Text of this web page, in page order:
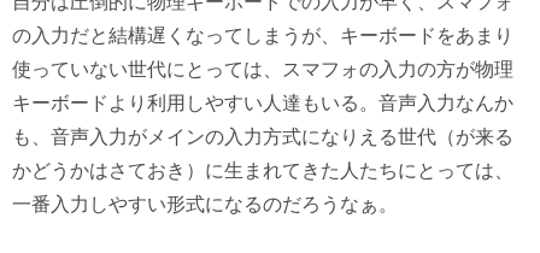
の入力だと結構遅くなってしまうが、キーボードをあまり
使っていない世代にとっては、スマフォの入力の方が物理
キーボードより利用しやすい人達もいる。音声入力なんか
も、音声入力がメインの入力方式になりえる世代（が来る
かどうかはさておき）に生まれてきた人たちにとっては、
一番入力しやすい形式になるのだろうなぁ。